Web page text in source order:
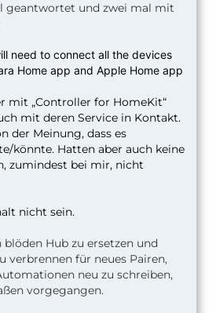
geantwortet und zwei mal mit
need to connect all the devices
Home app and Apple Home app
mit „Controller for HomeKit“
mit deren Service in Kontakt.
der Meinung, dass es
könnte. Hatten aber auch keine
zumindest bei mir, nicht
nicht sein.
Hub zu ersetzen und
verbrennen für neues Pairen,
neu zu schreiben,
vorgegangen.